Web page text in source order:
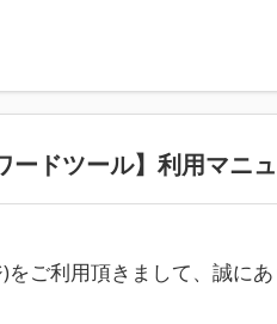
ードツール】利用マニ
ご利用頂きまして、誠にあ